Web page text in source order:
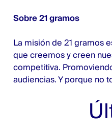
Sobre 21 gramos
La misión de 21 gramos
que creemos y creen
competitiva.
audiencias. Y porque no